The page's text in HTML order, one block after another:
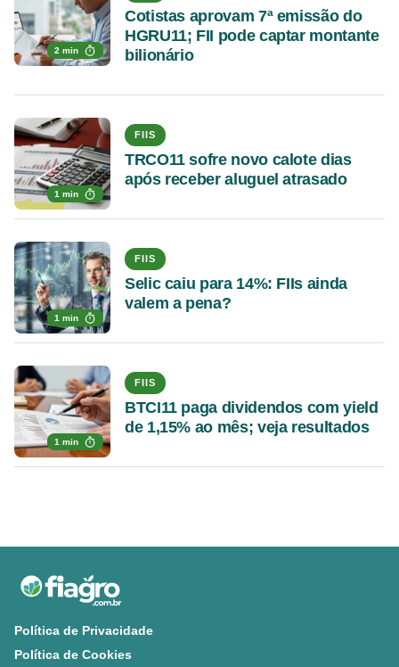
2 min
Cotistas aprovam 7ª emissão do
HGRU11; FII pode captar montante
bilionário
1 min
FIIS
TRCO11 sofre novo calote dias
após receber aluguel atrasado
1 min
FIIS
Selic caiu para 14%: FIIs ainda
valem a pena?
1 min
FIIS
BTCI11 paga dividendos com yield
de 1,15% ao mês; veja resultados
Política de Privacidade
Política de Cookies